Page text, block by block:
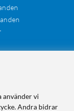
använder vi
Andra bidrar